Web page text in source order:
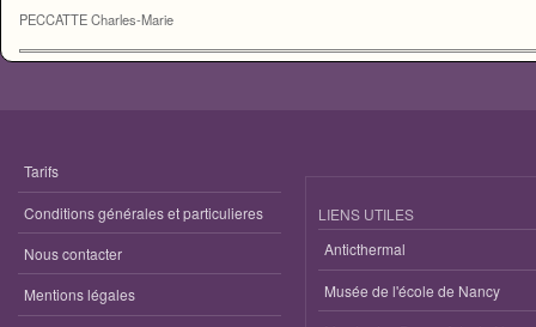
PECCATTE Charles-Marie
Tarifs
Conditions générales et particulieres
Nous contacter
Mentions légales
LIENS UTILES
Anticthermal
Musée de l'école de Nancy